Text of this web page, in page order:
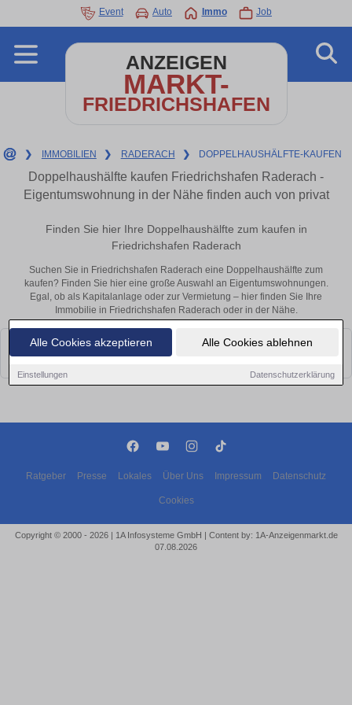
Alle Cookies akzeptieren Alle Cookies ablehnen
Einstellungen Datenschutzerklärung
Event Auto Immo Job
ANZEIGEN
MARKT-
FRIEDRICHSHAFEN
❯ IMMOBILIEN ❯ RADERACH ❯ DOPPELHAUSHÄLFTE-KAUFEN
Doppelhaushälfte kaufen Friedrichshafen Raderach -
Eigentumswohnung in der Nähe finden auch von privat
Finden Sie hier Ihre Doppelhaushälfte zum kaufen in
Friedrichshafen Raderach
Suchen Sie in Friedrichshafen Raderach eine Doppelhaushälfte zum
kaufen? Finden Sie hier eine große Auswahl an Eigentumswohnungen.
Egal, ob als Kapitalanlage oder zur Vermietung – hier finden Sie Ihre
Immobilie in Friedrichshafen Raderach oder in der Nähe.
Leider konnten wir derzeit keine passenden Objekte finden. Schauen Sie
bald wieder vorbei!
Ratgeber Presse Lokales Über Uns Impressum Datenschutz
Cookies
Copyright © 2000 - 2026 | 1A Infosysteme GmbH | Content by: 1A-Anzeigenmarkt.de
07.08.2026